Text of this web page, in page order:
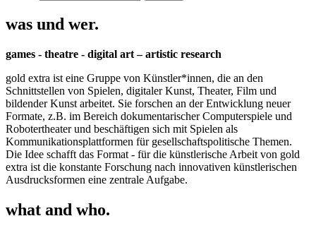
was und wer.
games - theatre - digital art – artistic research
gold extra ist eine Gruppe von Künstler*innen, die an den
Schnittstellen von Spielen, digitaler Kunst, Theater, Film und
bildender Kunst arbeitet. Sie forschen an der Entwicklung neuer
Formate, z.B. im Bereich dokumentarischer Computerspiele und
Robotertheater und beschäftigen sich mit Spielen als
Kommunikationsplattformen für gesellschaftspolitische Themen.
Die Idee schafft das Format - für die künstlerische Arbeit von gold
extra ist die konstante Forschung nach innovativen künstlerischen
Ausdrucksformen eine zentrale Aufgabe.
what and who.